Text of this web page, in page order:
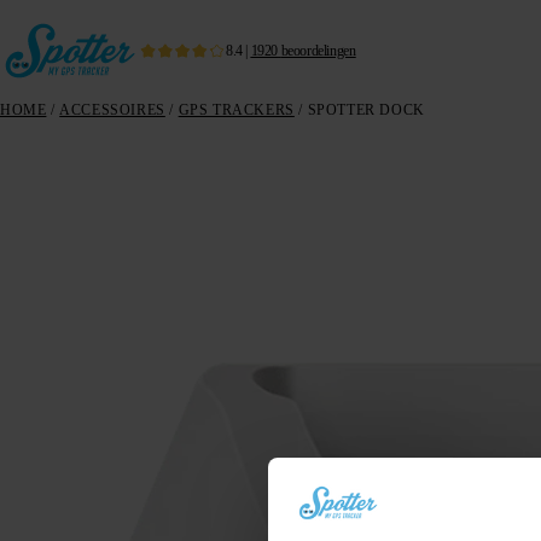
8.4| 1920 beoordelingen
HOME / ACCESSOIRES / GPS TRACKERS / SPOTTER DOCK